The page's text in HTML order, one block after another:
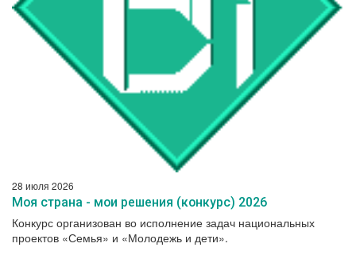
28 июля 2026
Моя страна - мои решения (конкурс) 2026
Конкурс организован во исполнение задач национальных
проектов «Семья» и «Молодежь и дети».